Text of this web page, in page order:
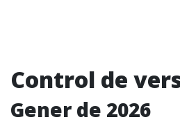
Control de
Gener de 2026